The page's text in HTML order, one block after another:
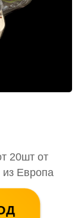
20шт от
Европа